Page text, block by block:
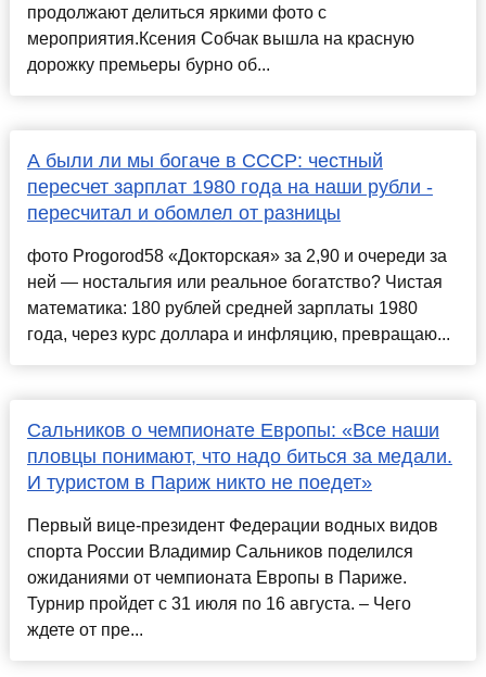
продолжают делиться яркими фото с
мероприятия.Ксения Собчак вышла на красную
дорожку премьеры бурно об...
А были ли мы богаче в СССР: честный
пересчет зарплат 1980 года на наши рубли -
пересчитал и обомлел от разницы
фото Progorod58 «Докторская» за 2,90 и очереди за
ней — ностальгия или реальное богатство? Чистая
математика: 180 рублей средней зарплаты 1980
года, через курс доллара и инфляцию, превращаю...
Сальников о чемпионате Европы: «Все наши
пловцы понимают, что надо биться за медали.
И туристом в Париж никто не поедет»
Первый вице-президент Федерации водных видов
спорта России Владимир Сальников поделился
ожиданиями от чемпионата Европы в Париже.
Турнир пройдет с 31 июля по 16 августа. – Чего
ждете от пре...